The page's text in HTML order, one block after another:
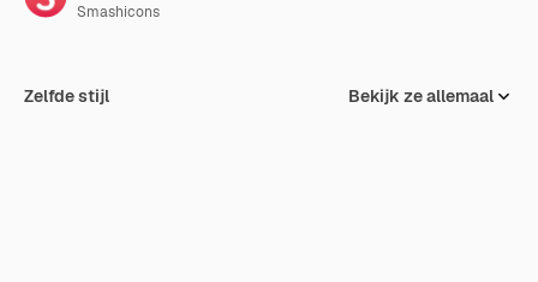
Smashicons
Zelfde stijl Bekijk ze allemaal